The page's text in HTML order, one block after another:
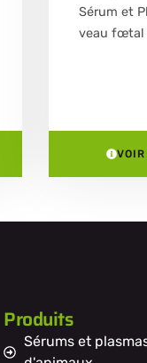
Sérum et
veau fœtal
Produits
Sérums et